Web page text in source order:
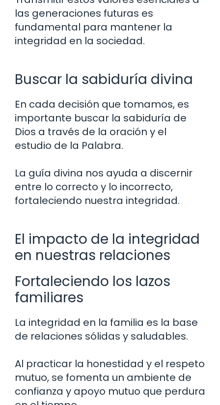
las generaciones futuras es
fundamental para mantener la
integridad en la sociedad.
Buscar la sabiduría divina
En cada decisión que tomamos, es
importante buscar la sabiduría de
Dios a través de la oración y el
estudio de la Palabra.
La guía divina nos ayuda a discernir
entre lo correcto y lo incorrecto,
fortaleciendo nuestra integridad.
El impacto de la integridad
en nuestras relaciones
Fortaleciendo los lazos
familiares
La integridad en la familia es la base
de relaciones sólidas y saludables.
Al practicar la honestidad y el respeto
mutuo, se fomenta un ambiente de
confianza y apoyo mutuo que perdura